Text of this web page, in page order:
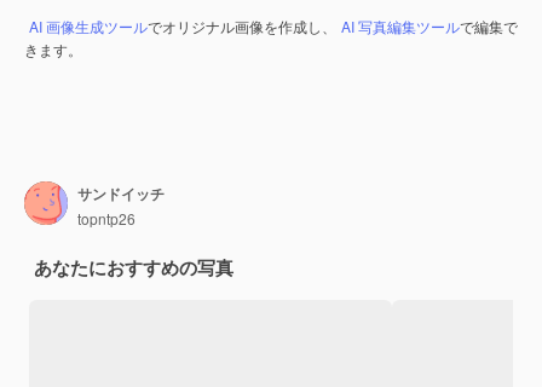
AI 画像生成ツールでオリジナル画像を作成し、 AI 写真編集ツールで編集で
きます。
サンドイッチ
topntp26
あなたにおすすめの写真